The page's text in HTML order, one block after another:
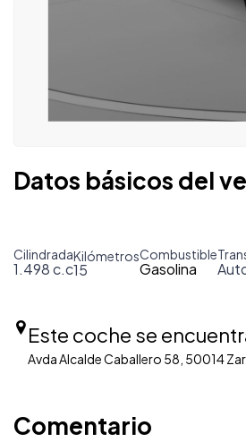
Datos básicos del
Cilindrada
1.498 c.c
Kilómetros
15
Combustible
Gasolina
Este coche se
Avda Alcalde Caballero 58, 50014
Comentario